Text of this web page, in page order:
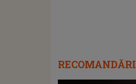
RECOMANDĂRI